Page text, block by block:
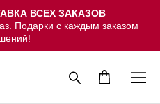
ВСЕХ ЗАКАЗОВ
Подарки с каждым заказом